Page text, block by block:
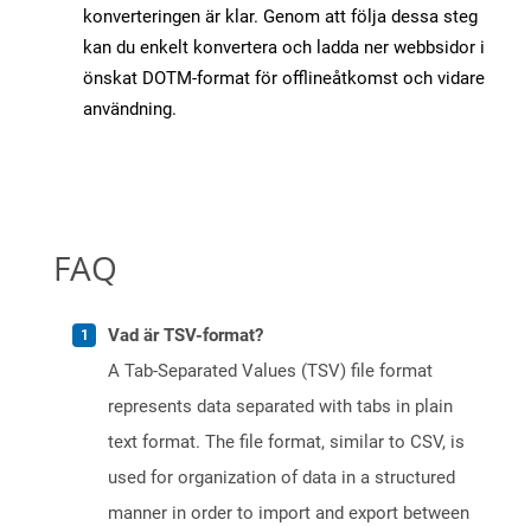
konverteringen är klar. Genom att följa dessa steg
kan du enkelt konvertera och ladda ner webbsidor i
önskat DOTM-format för offlineåtkomst och vidare
användning.
FAQ
Vad är TSV-format?
A Tab-Separated Values (TSV) file format
represents data separated with tabs in plain
text format. The file format, similar to CSV, is
used for organization of data in a structured
manner in order to import and export between